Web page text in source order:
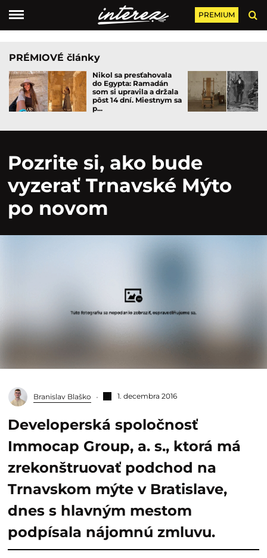
PREMIUM
PRÉMIOVÉ články
Nikol sa presťahovala
do Egypta: Ramadán
som si upravila a držala
pôst 14 dní. Miestnym sa
p...
Pozrite si, ako bude
vyzerať Trnavské Mýto
po novom
Branislav Blaško 1. decembra 2016
Developerská spoločnosť
Immocap Group, a. s., ktorá má
zrekonštruovať podchod na
Trnavskom mýte v Bratislave,
dnes s hlavným mestom
podpísala nájomnú zmluvu.